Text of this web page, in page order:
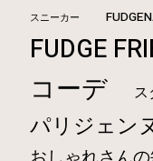
スニーカー
FUDGE
コーデ ス
パリジェン